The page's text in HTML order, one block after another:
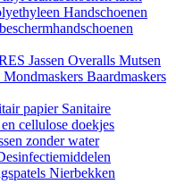
Handschoenen
Jassen Overalls Mutsen
Mondmaskers Baardmaskers
papier Sanitaire
cellulose doekjes
zonder water
Nierbekken